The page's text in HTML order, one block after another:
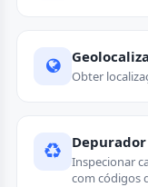
Obter
Depurador
Inspecionar
com códigos